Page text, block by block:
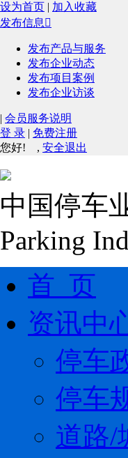
设为首页 | 加入收藏
发布信息 
发布产品与服务
发布企业动态
发布项目案例
发布企业访谈
| 会员服务说明
登 录 | 免费注册
您好!
, 安全退出
中国停车
Parking
首 页
资讯中
停车
停车
道路/